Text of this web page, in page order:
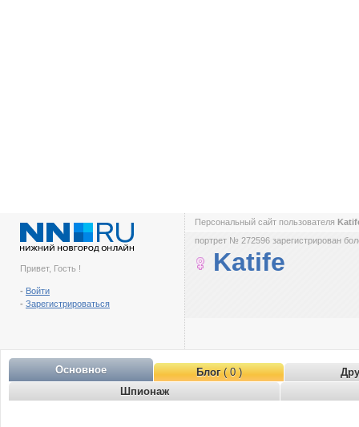
Привет, Гость !
- Войти
- Зарегистрироваться
Персональный сайт пользователя
портрет № 272596 зарегистрирован
Katife
Основное Блог( 0 )
Шпионаж